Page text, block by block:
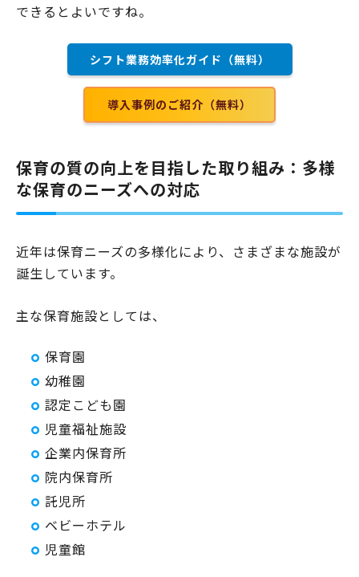
できるとよいですね。
シフト業務効率化ガイド（無料）
導入事例のご紹介（無料）
保育の質の向上を目指した取り組み：多様
な保育のニーズへの対応
近年は保育ニーズの多様化により、さまざまな施設が
誕生しています。
主な保育施設としては、
保育園
幼稚園
認定こども園
児童福祉施設
企業内保育所
院内保育所
託児所
ベビーホテル
児童館